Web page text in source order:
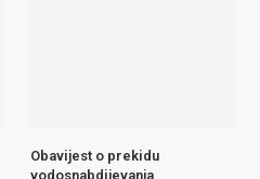
Obavijest o prekidu
vodosnabdijevanja